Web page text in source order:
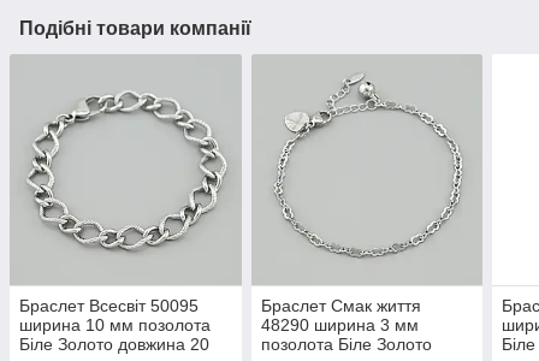
Подібні товари компанії
Браслет Всесвіт 50095
ширина 10 мм позолота
Біле Золото довжина 20
Браслет Смак життя
48290 ширина 3 мм
позолота Біле Золото